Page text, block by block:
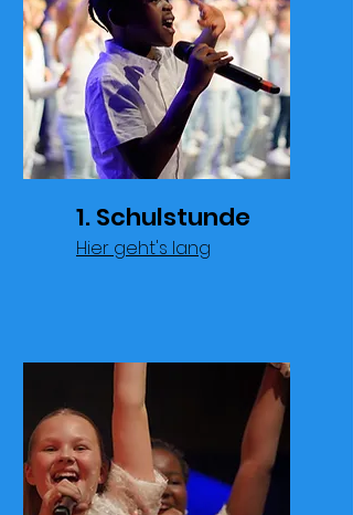
1. Schulstunde
Hier geht's lang